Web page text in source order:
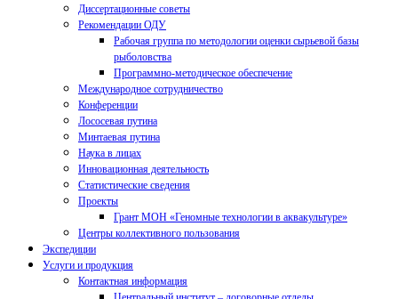
Диссертационные советы
Рекомендации ОДУ
Рабочая группа по методологии оценки сырьевой базы
рыболовства
Программно-методическое обеспечение
Международное сотрудничество
Конференции
Лососевая путина
Минтаевая путина
Наука в лицах
Инновационная деятельность
Статистические сведения
Проекты
Грант МОН «Геномные технологии в аквакультуре»
Центры коллективного пользования
Экспедиции
Услуги и продукция
Контактная информация